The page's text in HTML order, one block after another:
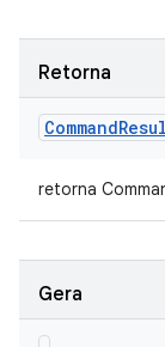
Retorna
Command
retorna
Gera